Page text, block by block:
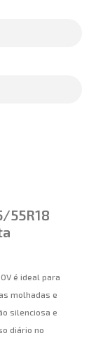
55R18
é ideal para
molhadas e
silenciosa e
diário no